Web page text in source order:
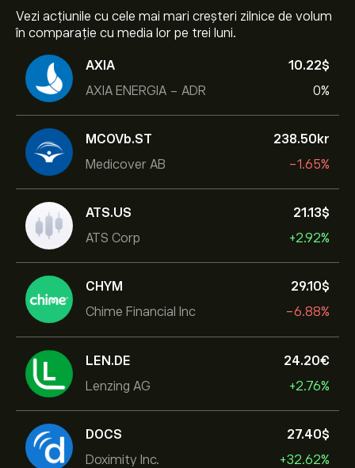
Vezi acțiunile cu cele mai mari creșteri zilnice de volum
în comparație cu media lor pe trei luni.
AXIA
AXIA ENERGIA - ADR
10.22‎$‎
0%
MCOVb.ST
Medicover AB
238.50‎kr‎
-1.65%
ATS.US
ATS Corp
21.13‎$‎
+2.92%
CHYM
Chime Financial Inc
29.10‎$‎
-6.88%
LEN.DE
Lenzing AG
24.20‎€‎
+2.76%
DOCS
Doximity Inc.
27.40‎$‎
+32.62%